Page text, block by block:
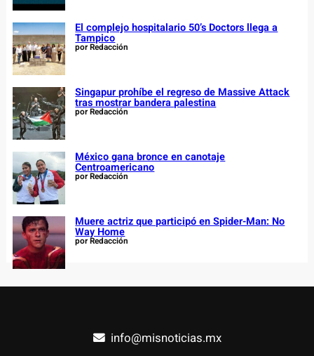
El complejo hospitalario 50’s Doctors llega a
Tampico
por Redacción
Singapur prohíbe el regreso de Massive Attack
tras mostrar bandera palestina
por Redacción
México gana bronce en canotaje
Centroamericano
por Redacción
Muere actriz que participó en Spider-Man: No
Way Home
por Redacción
info@misnoticias.mx